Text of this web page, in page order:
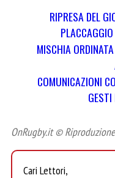
RIPRESA DEL
PLACCAGGIO
MISCHIA ORDINATA
COMUNICAZIONI
GESTI
OnRugby.it ©
Cari Lettori,